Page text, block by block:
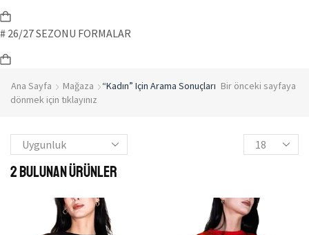
# 26/27 SEZONU FORMALAR
Ana Sayfa Mağaza “Kadın” Için Arama Sonuçları Bir önceki sayfaya
dönmek için tıklayınız
2Bulunan ürünler